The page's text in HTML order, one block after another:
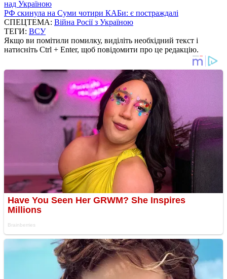
над Україною
РФ скинула на Суми чотири КАБи: є постраждалі
СПЕЦТЕМА: Війна Росії з Україною
ТЕГИ: ВСУ
Якщо ви помітили помилку, виділіть необхідний текст і
натисніть Ctrl + Enter, щоб повідомити про це редакцію.